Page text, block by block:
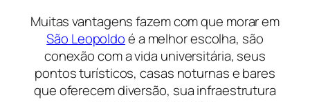
Muitas vantagens fazem com que morar em
São Leopoldoé a melhor escolha, são
conexão com a vida universitária, seus
pontos turísticos, casas noturnas e bares
que oferecem diversão, sua infraestrutura